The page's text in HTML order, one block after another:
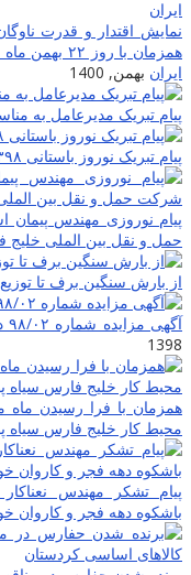
نمایش اقتدار و قدرت
همزمان با
ایران بهمن, 1400
پیام تبریک مدیرعامل به
پیام تبریک نوروز باستانی ۱۳۹۸
پیام نوروزی مهندس
حمل و نقل بین الملی خلیج
از بارش سنگین برف تا توزیع ۲۵ هزار تن آرد توسط حفارس
آگهی مزایده شماره ۹۸/۰۲ در خصوص خودرو اعم از سواری و باری
1398
همزمان با فرا رسیدن ماه
محیط کار خلیج فارس
پیام تشکر مهندس
باشکوه دهه فجر و کاروان